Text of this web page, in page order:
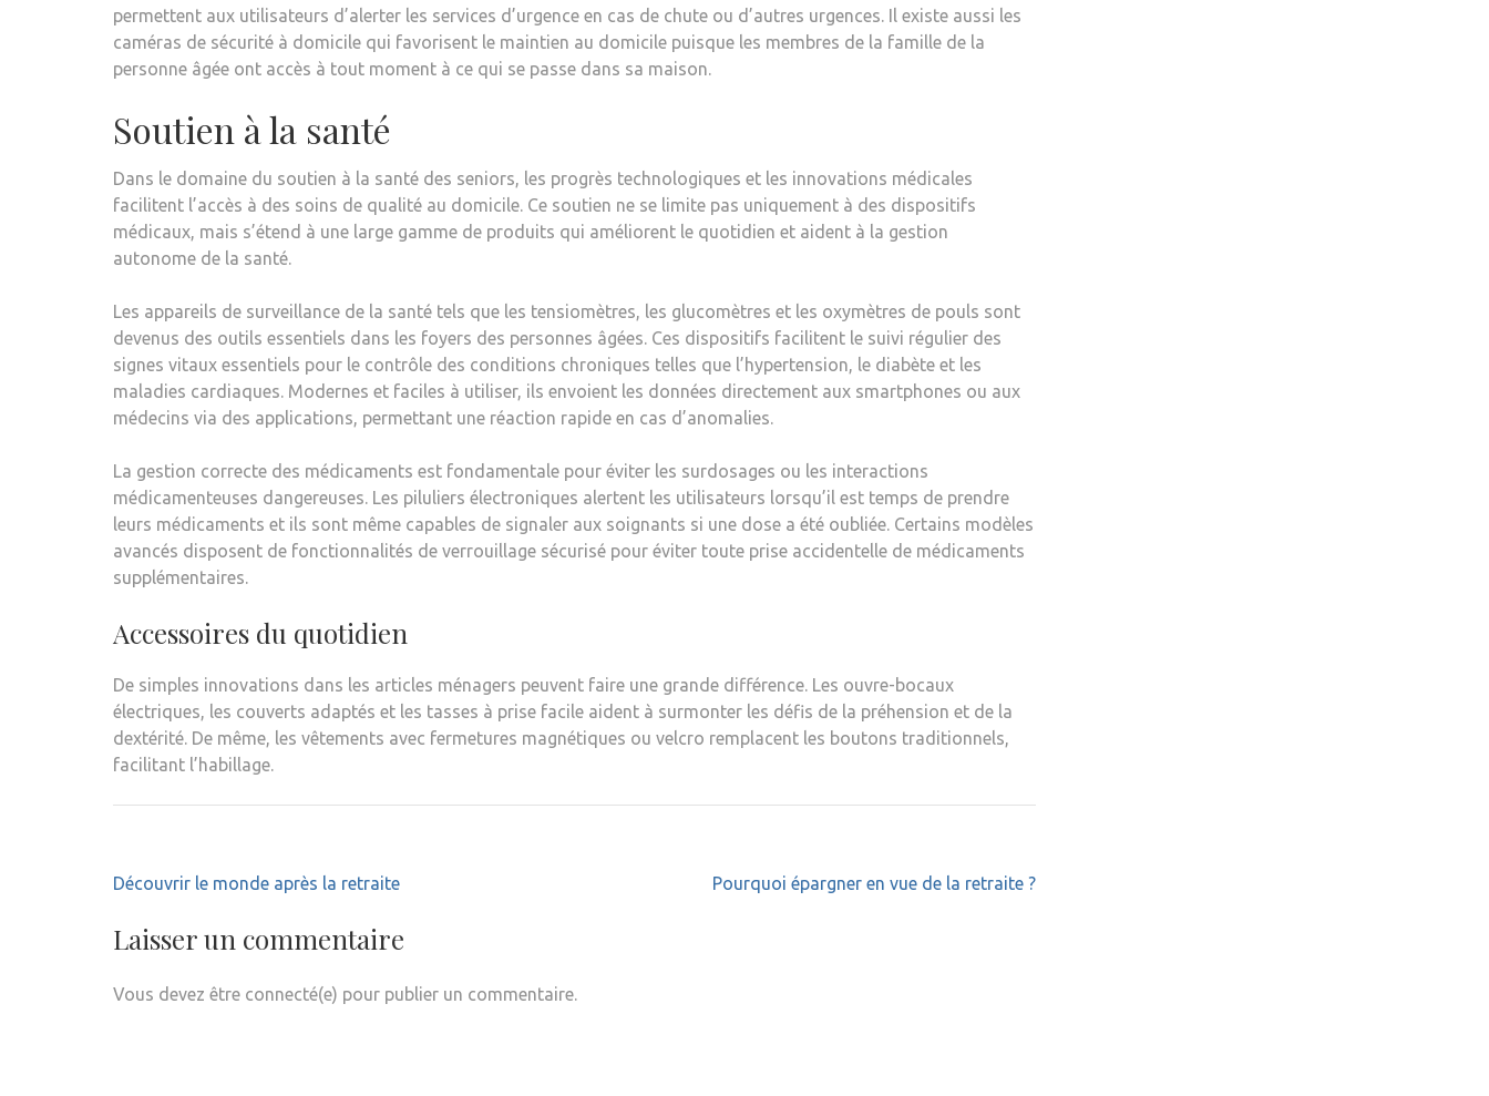
permettent aux utilisateurs d’alerter les services d’urgence en cas de chute ou d’autres urgences. Il existe aussi les
caméras de sécurité à domicile qui favorisent le maintien au domicile puisque les membres de la famille de la
personne âgée ont accès à tout moment à ce qui se passe dans sa maison.
Soutien à la santé
Dans le domaine du soutien à la santé des seniors, les progrès technologiques et les innovations médicales
facilitent l’accès à des soins de qualité au domicile. Ce soutien ne se limite pas uniquement à des dispositifs
médicaux, mais s’étend à une large gamme de produits qui améliorent le quotidien et aident à la gestion
autonome de la santé.
Les appareils de surveillance de la santé tels que les tensiomètres, les glucomètres et les oxymètres de pouls sont
devenus des outils essentiels dans les foyers des personnes âgées. Ces dispositifs facilitent le suivi régulier des
signes vitaux essentiels pour le contrôle des conditions chroniques telles que l’hypertension, le diabète et les
maladies cardiaques. Modernes et faciles à utiliser, ils envoient les données directement aux smartphones ou aux
médecins via des applications, permettant une réaction rapide en cas d’anomalies.
La gestion correcte des médicaments est fondamentale pour éviter les surdosages ou les interactions
médicamenteuses dangereuses. Les piluliers électroniques alertent les utilisateurs lorsqu’il est temps de prendre
leurs médicaments et ils sont même capables de signaler aux soignants si une dose a été oubliée. Certains modèles
avancés disposent de fonctionnalités de verrouillage sécurisé pour éviter toute prise accidentelle de médicaments
supplémentaires.
Accessoires du quotidien
De simples innovations dans les articles ménagers peuvent faire une grande différence. Les ouvre-bocaux
électriques, les couverts adaptés et les tasses à prise facile aident à surmonter les défis de la préhension et de la
dextérité. De même, les vêtements avec fermetures magnétiques ou velcro remplacent les boutons traditionnels,
facilitant l’habillage.
Navigation
l’article
Découvrir le monde après la retraite Pourquoi épargner en vue de la retraite ?
Laisser un commentaire
Vous devez être connecté(e) pour publier un commentaire.